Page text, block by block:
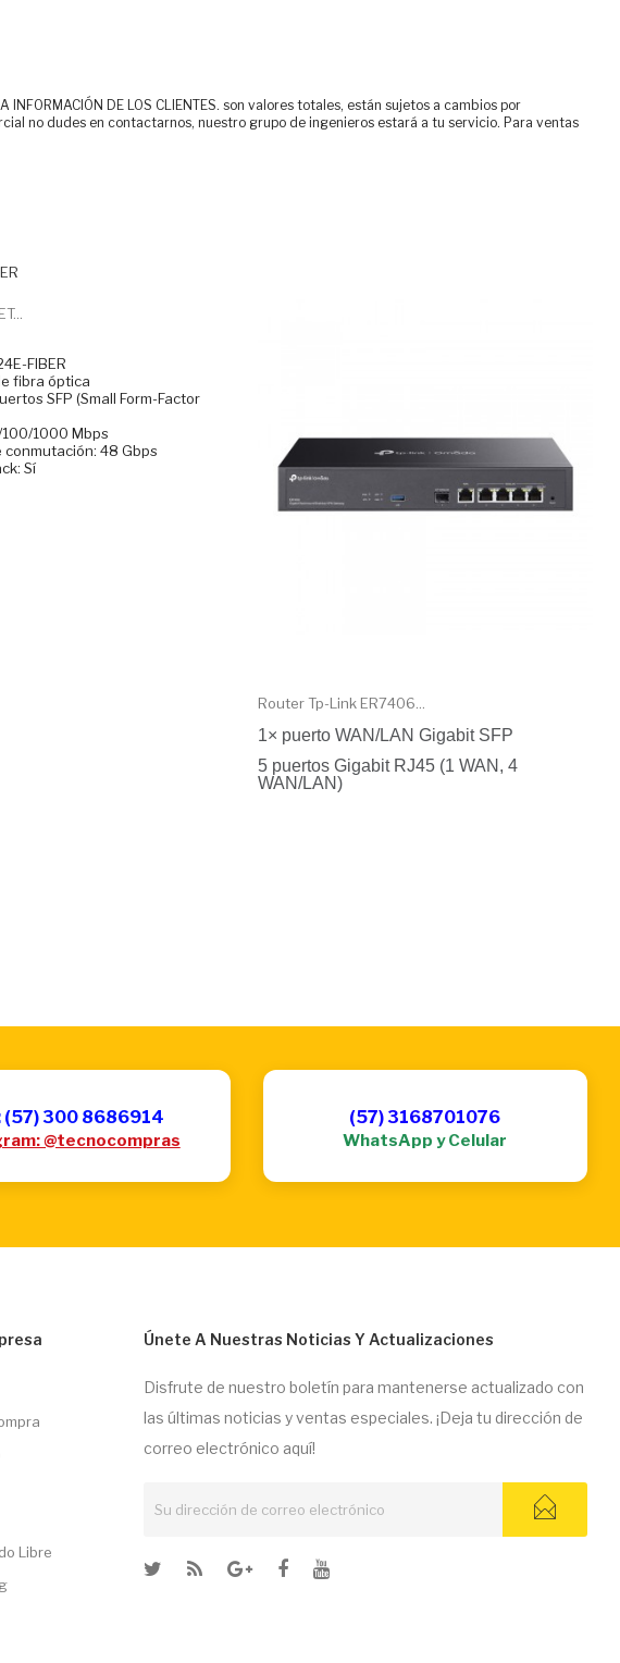
INFORMACIÓN DE LOS CLIENTES. son valores totales, están sujetos a cambios por
no dudes en contactarnos, nuestro grupo de ingenieros estará a tu servicio. Para ventas
FIBER
fibra óptica
SFP (Small Form-Factor
1000 Mbps
conmutación: 48 Gbps
Sí
Router Tp-Link ER7406...
1× puerto WAN/LAN Gigabit SFP
5 puertos Gigabit RJ45 (1 WAN, 4
WAN/LAN)
(57) 300 8686914
@tecnocompras
(57) 3168701076
WhatsApp y Celular
Libre
Únete A Nuestras Noticias Y Actualizaciones
Disfrute de nuestro boletín para mantenerse actualizado con
las últimas noticias y ventas especiales. ¡Deja tu dirección de
correo electrónico aquí!